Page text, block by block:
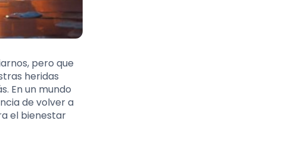
pero que
heridas
En un mundo
de volver a
el bienestar